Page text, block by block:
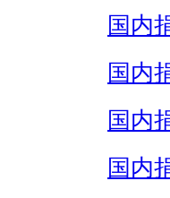
国内
国内
国内
国内